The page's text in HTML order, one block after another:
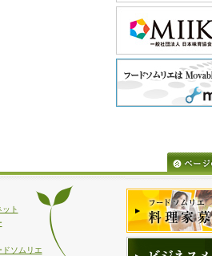
ト
ドソムリエ